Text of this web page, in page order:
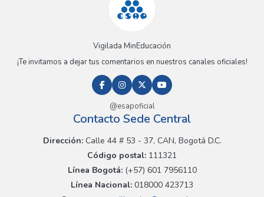
Vigilada MinEducación
¡Te invitamos a dejar tus comentarios en nuestros canales oficiales!
@esapoficial
Contacto Sede Central
Dirección:Calle 44 # 53 - 37, CAN, Bogotá D.C.
Código postal: 111321
Línea Bogotá:(+57) 601 7956110
Línea Nacional: 018000 423713